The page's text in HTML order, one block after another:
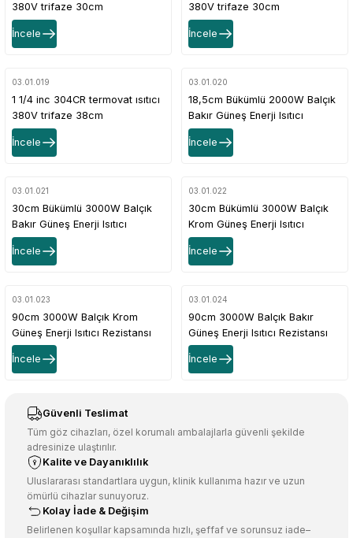
380V trifaze 30cm
6KW(Termostatsız)
İncele
380V trifaze 30cm
7,5KW(Termostatsız)
İncele
03.01.019
1 1/4 inc 304CR termovat ısıtıcı
380V trifaze 38cm
9KW(Termostatsız)
İncele
03.01.020
18,5cm Bükümlü 2000W Balçık
Bakır Güneş Enerji Isıtıcı
Rezistansı
İncele
03.01.021
30cm Bükümlü 3000W Balçık
Bakır Güneş Enerji Isıtıcı
Rezistans
İncele
03.01.022
30cm Bükümlü 3000W Balçık
Krom Güneş Enerji Isıtıcı
Rezistans
İncele
03.01.023
90cm 3000W Balçık Krom
Güneş Enerji Isıtıcı Rezistansı
İncele
03.01.024
90cm 3000W Balçık Bakır
Güneş Enerji Isıtıcı Rezistansı
İncele
Güvenli Teslimat
Tüm göz cihazları, özel korumalı ambalajlarla güvenli şekilde
adresinize ulaştırılır.
Kalite ve Dayanıklılık
Uluslararası standartlara uygun, klinik kullanıma hazır ve uzun
ömürlü cihazlar sunuyoruz.
Kolay İade & Değişim
Belirlenen koşullar kapsamında hızlı, şeffaf ve sorunsuz iade–